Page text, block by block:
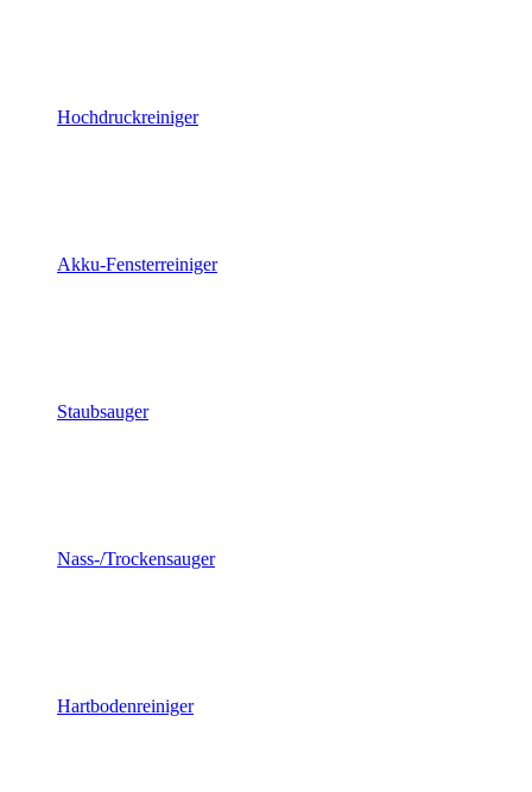
Hochdruckreiniger
Akku-Fensterreiniger
Staubsauger
Nass-/Trockensauger
Hartbodenreiniger